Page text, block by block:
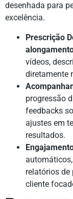
desenhada para
excelência.
Prescrição
vídeos,
diretamente
progressão
feedbacks
ajustes em
resultados.
relatórios de
cliente